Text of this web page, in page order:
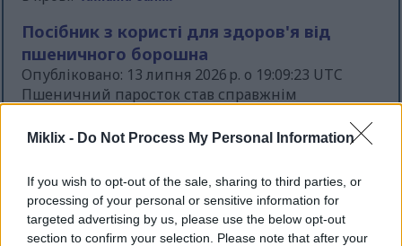
Miklix - Do Not Process My Personal Information
If you wish to opt-out of the sale, sharing to third parties, or
processing of your personal or sensitive information for
targeted advertising by us, please use the below opt-out
section to confirm your selection. Please note that after your
Посібник з користі для здоров'я від
пшеничного борошна
Опубліковано: 13 липня 2026 р. о 19:09:23 UTC
Пшеничний паросток став справжнім
молода трава пшениці містить надзвичайну
стеблині. Люди по всій території Сполучених
Штатів відкривають для себе те, що ентузіасти
здорового способу життя знають вже
десятиліттями.Читати далі...